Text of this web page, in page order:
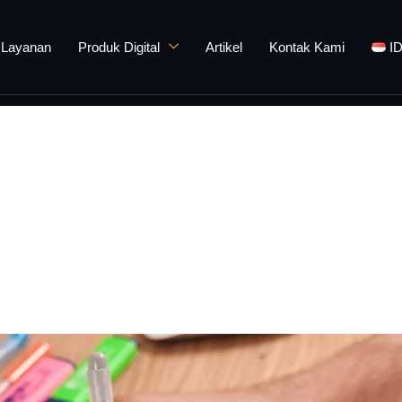
Layanan Produk Digital Artikel Kontak Kami